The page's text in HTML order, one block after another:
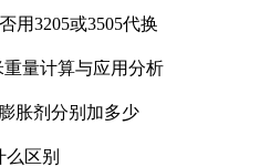
用3205或3505代换
重量计算与应用分析
胀剂分别加多少
么区别